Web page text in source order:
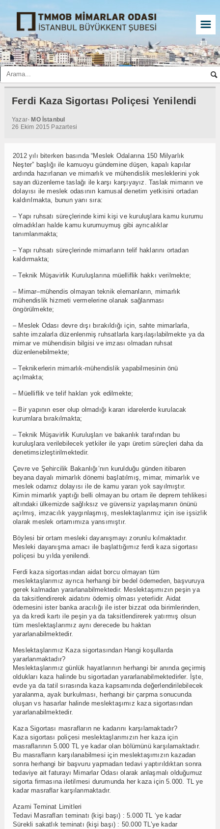
☰
Ferdi Kaza Sigortası Poliçesi Yenilendi
Yazar- MO İstanbul
26 Ekim 2015 Pazartesi
2012 yılı biterken basında “Meslek Odalarına 150 Milyarlık
Neşter” başlığı ile kamuoyu gündemine düşen, kapalı kapılar
ardında hazırlanan ve mimarlık ve mühendislik mesleklerini yok
sayan düzenleme taslağı ile karşı karşıyayız. Taslak mimarın ve
dolayısı ile meslek odasının kamusal denetim yetkisini ortadan
kaldırılmakta, bunun yanı sıra:
– Yapı ruhsatı süreçlerinde kimi kişi ve kuruluşlara kamu kurumu
olmadıkları halde kamu kurumuymuş gibi ayrıcalıklar
tanımlanmakta;
– Yapı ruhsatı süreçlerinde mimarların telif haklarını ortadan
kaldırmakta;
– Teknik Müşavirlik Kuruluşlarına müelliflik hakkı verilmekte;
– Mimar–mühendis olmayan teknik elemanların, mimarlık
mühendislik hizmeti vermelerine olanak sağlanması
öngörülmekte;
– Meslek Odası devre dışı bırakıldığı için, sahte mimarlarla,
sahte imzalarla düzenlenmiş ruhsatlarla karşılaşılabilmekte ya da
mimar ve mühendisin bilgisi ve imzası olmadan ruhsat
düzenlenebilmekte;
– Teknikerlerin mimarlık-mühendislik yapabilmesinin önü
açılmakta;
– Müelliflik ve telif hakları yok edilmekte;
– Bir yapının eser olup olmadığı kararı idarelerde kurulacak
kurumlara bırakılmakta;
– Teknik Müşavirlik Kuruluşları ve bakanlık tarafından bu
kuruluşlara verilebilecek yetkiler ile yapı üretim süreçleri daha da
denetimsizleştirilmektedir.
Çevre ve Şehircilik Bakanlığı’nın kurulduğu günden itibaren
beyana dayalı mimarlık dönemi başlatılmış, mimar, mimarlık ve
meslek odamız dolayısı ile de kamu yararı yok sayılmıştır.
Kimin mimarlık yaptığı belli olmayan bu ortam ile deprem tehlikesi
altındaki ülkemizde sağlıksız ve güvensiz yapılaşmanın önünü
açılmış, imzacılık yaygınlaşmış, meslektaşlarımız için ise işsizlik
olarak meslek ortamımıza yansımıştır.
Böylesi bir ortam mesleki dayanışmayı zorunlu kılmaktadır.
Mesleki dayanışma amacı ile başlattığımız ferdi kaza sigortası
poliçesi bu yılda yenilendi.
Ferdi kaza sigortasından aidat borcu olmayan tüm
meslektaşlarımız ayrıca herhangi bir bedel ödemeden, başvuruya
gerek kalmadan yararlanabilmektedir. Meslektaşımızın peşin ya
da taksitlendirerek aidatını ödemiş olması yeterlidir. Aidat
ödemesini ister banka aracılığı ile ister bizzat oda birimlerinden,
ya da kredi kartı ile peşin ya da taksitlendirerek yatırmış olsun
tüm meslektaşlarımız aynı derecede bu haktan
yararlanabilmektedir.
Meslektaşlarımız Kaza sigortasından Hangi koşullarda
yararlanmaktadır?
Meslektaşlarımız günlük hayatlarının herhangi bir anında geçirmiş
oldukları kaza halinde bu sigortadan yararlanabilmektedirler. İşte,
evde ya da tatil sırasında kaza kapsamında değerlendirilebilecek
yaralanma, ayak burkulması, herhangi bir çarpma sonucunda
oluşan vs hasarlar halinde meslektaşımız kaza sigortasından
yararlanabilmektedir.
Kaza Sigortası masrafların ne kadarını karşılamaktadır?
Kaza sigortası poliçesi meslektaşlarımızın her kaza için
masraflarının 5.000 TL ye kadar olan bölümünü karşılamaktadır.
Bu masrafların karşılanabilmesi için meslektaşımızın kazadan
sonra herhangi bir başvuru yapmadan tedavi yaptırıldıktan sonra
tedaviye ait faturayı Mimarlar Odası olarak anlaşmalı olduğumuz
sigorta firmasına iletilmesi durumunda her kaza için 5.000. TL ye
kadar masraflar karşılanmaktadır.
Azami Teminat Limitleri
Tedavi Masrafları teminatı (kişi başı) : 5.000 TL ‘ye kadar
Sürekli sakatlık teminatı (kişi başı) : 50.000 TL’ye kadar